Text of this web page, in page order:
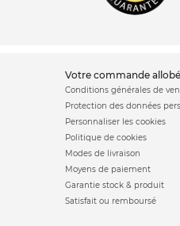
votre commande
Conditions générales de
Protection des données
Personnaliser les cookies
Politique de cookies
Modes de livraison
Moyens de paiement
Garantie stock & produit
Satisfait ou remboursé